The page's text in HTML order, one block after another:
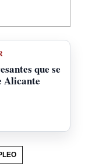
que se
Alicante